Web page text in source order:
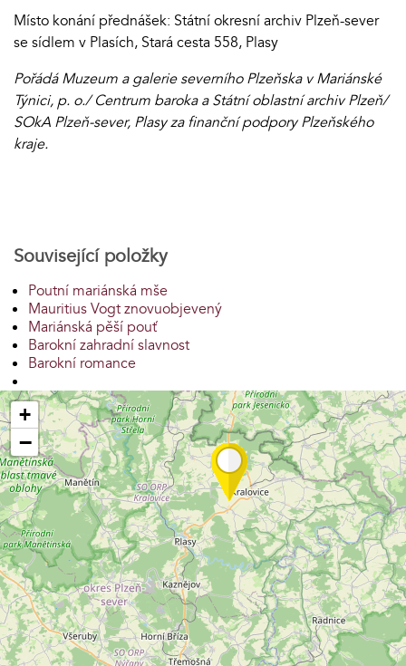
Místo konání přednášek: Státní okresní archiv Plzeň-sever
se sídlem v Plasích, Stará cesta 558, Plasy
Pořádá Muzeum a galerie severního Plzeňska v Mariánské
Týnici, p. o./ Centrum baroka a Státní oblastní archiv Plzeň/
SOkA Plzeň-sever, Plasy za finanční podpory Plzeňského
kraje.
Související položky
Poutní mariánská mše
Mauritius Vogt znovuobjevený
Mariánská pěší pouť
Barokní zahradní slavnost
Barokní romance
+
−